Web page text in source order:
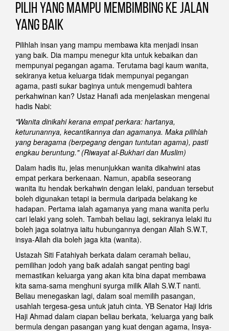
Pilih Yang Mampu Membimbing Ke Jalan
Yang Baik
Pilihlah insan yang mampu membawa kita menjadi insan
yang baik. Dia mampu menegur kita untuk kebaikan dan
mempunyai pegangan agama. Terutama bagi kaum wanita,
sekiranya ketua keluarga tidak mempunyai pegangan
agama, pasti sukar baginya untuk mengemudi bahtera
perkahwinan kan? Ustaz Hanafi ada menjelaskan mengenai
hadis Nabi:
"Wanita dinikahi kerana empat perkara: hartanya,
keturunannya, kecantikannya dan agamanya. Maka pilihlah
yang beragama (berpegang dengan tuntutan agama), pasti
engkau beruntung." (Riwayat al-Bukhari dan Muslim)
Dalam hadis itu, jelas menunjukkan wanita dikahwini atas
empat perkara berkenaan. Namun, apabila seseorang
wanita itu hendak berkahwin dengan lelaki, panduan tersebut
boleh digunakan tetapi ia bermula daripada belakang ke
hadapan. Pertama ialah agamanya yang mana wanita perlu
cari lelaki yang soleh. Tambah beliau lagi, sekiranya lelaki itu
boleh jaga solatnya iaitu hubungannya dengan Allah S.W.T,
insya-Allah dia boleh jaga kita (wanita).
Ustazah Siti Fatahiyah berkata dalam ceramah beliau,
pemilihan jodoh yang baik adalah sangat penting bagi
memastikan keluarga yang akan kita bina dapat membawa
kita sama-sama menghuni syurga milik Allah S.W.T nanti.
Beliau menegaskan lagi, dalam soal memilih pasangan,
usahlah tergesa-gesa untuk jatuh cinta. YB Senator Haji Idris
Haji Ahmad dalam ciapan beliau berkata, ‘keluarga yang baik
bermula dengan pasangan yang kuat dengan agama, Insya-